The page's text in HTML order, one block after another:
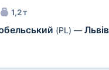
1,2 т
(PL) —